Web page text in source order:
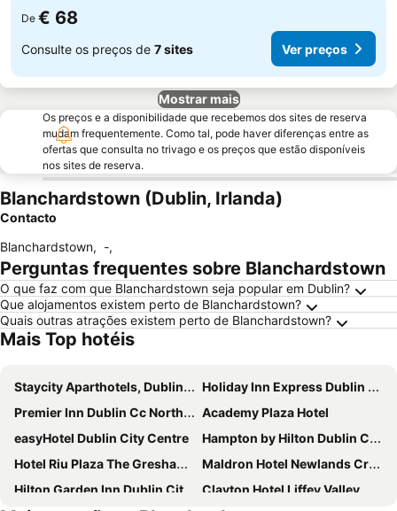
De € 68
Consulte os preços de 7 sites Ver preços
Mostrar mais
Os preços e a disponibilidade que recebemos dos sites de reserva
mudam frequentemente. Como tal, pode haver diferenças entre as
ofertas que consulta no trivago e os preços que estão disponíveis
nos sites de reserva.
Blanchardstown (Dublin, Irlanda)
Contacto
Blanchardstown, -,
Perguntas frequentes sobre Blanchardstown
O que faz com que Blanchardstown seja popular em Dublin?
Que alojamentos existem perto de Blanchardstown?
Quais outras atrações existem perto de Blanchardstown?
Mais Top hotéis
Staycity Aparthotels, Dublin, City Centre
Holiday Inn Express Dublin City Centre By Ihg
Premier Inn Dublin Cc North Docklands
Academy Plaza Hotel
easyHotel Dublin City Centre
Hampton by Hilton Dublin City Centre
Hotel Riu Plaza The Gresham Dublin
Maldron Hotel Newlands Cross
Hilton Garden Inn Dublin City Centre
Clayton Hotel Liffey Valley